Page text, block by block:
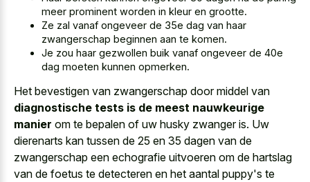
meer prominent worden in kleur en grootte.
Ze zal vanaf ongeveer de 35e dag van haar
zwangerschap beginnen aan te komen.
Je zou haar gezwollen buik vanaf ongeveer de 40e
dag moeten kunnen opmerken.
Het bevestigen van zwangerschap door middel van
diagnostische tests is de meest nauwkeurige
manier om te bepalen of uw husky zwanger is. Uw
dierenarts kan tussen de 25 en 35 dagen van de
zwangerschap een echografie uitvoeren om de hartslag
van de foetus te detecteren en het aantal puppy's te